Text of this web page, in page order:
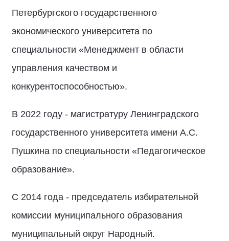
Петербургского государственного
экономического университета по
специальности «Менеджмент в области
управления качеством и
конкурентоспособностью».
В 2022 году - магистратуру Ленинградского
государственного университета имени А.С.
Пушкина по специальности «Педагогическое
образование».
С 2014 года - председатель избирательной
комиссии муниципального образования
муниципальный округ Народный.